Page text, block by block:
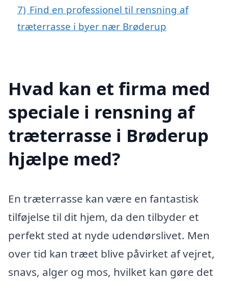
7) Find en professionel til rensning af
træterrasse i byer nær Brøderup
Hvad kan et firma med
speciale i rensning af
træterrasse i Brøderup
hjælpe med?
En træterrasse kan være en fantastisk
tilføjelse til dit hjem, da den tilbyder et
perfekt sted at nyde udendørslivet. Men
over tid kan træet blive påvirket af vejret,
snavs, alger og mos, hvilket kan gøre det